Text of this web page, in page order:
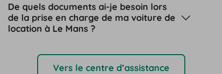
De quels documents ai-je besoin lors
de la prise en charge de ma voiture de
location à Le Mans ?
Vers le centre d’assistance